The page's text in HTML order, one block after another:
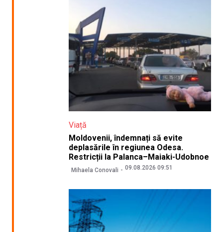
Viață
Moldovenii, îndemnați să evite
deplasările în regiunea Odesa.
Restricții la Palanca–Maiaki-Udobnoe
Mihaela Conovali 09.08.2026 09:51